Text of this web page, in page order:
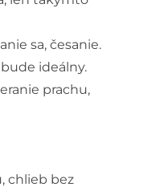
sa, česanie.
ideálny.
prachu,
chlieb bez